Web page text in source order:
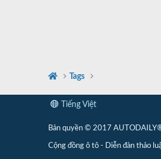
Tags
Tiếng Việt
Bản quyền © 2017
Cộng đồng ô tô - Diễn đàn thảo